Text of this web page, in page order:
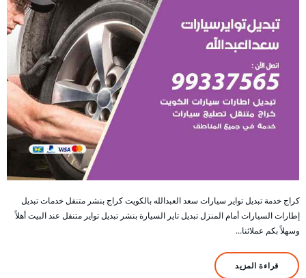
كراج خدمة تبديل تواير سيارات سعد العبدالله بالكويت كراج بنشر متنقل خدمات تبديل
إطارات السيارات أمام المنزل تبديل تاير السيارة بنشر تبديل تواير متنقل عند البيت أهلاً
وسهلاً بكم عملائنا…
قراءة المزيد